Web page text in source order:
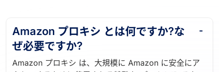
Amazon プロキシ とは何ですか?な
ぜ必要ですか?
Amazon プロキシ は、大規模に Amazon に安全にア